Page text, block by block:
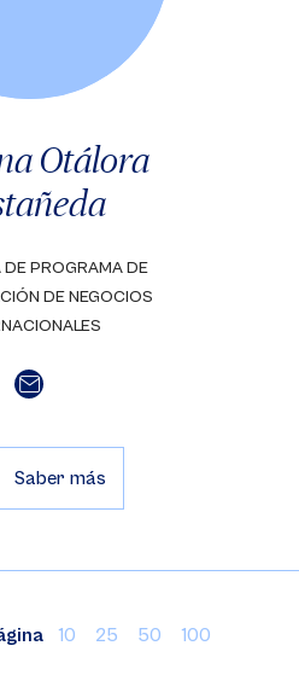
Otálora
DE PROGRAMA DE
DE NEGOCIOS
Saber más
10 25 50 100